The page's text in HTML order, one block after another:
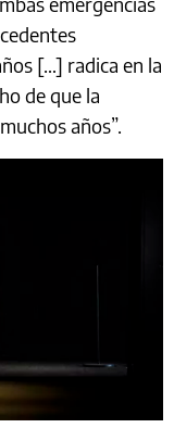
[…] radica en la
de que la
años”.